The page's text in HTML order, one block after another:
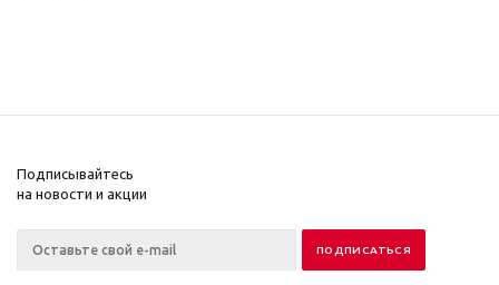
Подписывайтесь
на новости и акции